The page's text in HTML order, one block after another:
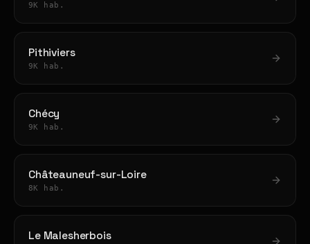
9K hab.
Pithiviers
9K hab.
Chécy
9K hab.
Châteauneuf-sur-Loire
8K hab.
Le Malesherbois